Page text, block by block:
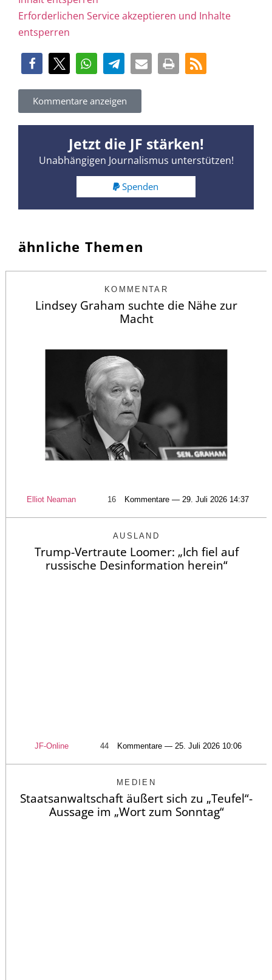
Erforderlichen Service akzeptieren und Inhalte
entsperren
Kommentare anzeigen
Jetzt die JF stärken!
Unabhängigen Journalismus unterstützen!
Spenden
ähnliche Themen
KOMMENTAR
Lindsey Graham suchte die Nähe zur
Macht
Elliot Neaman 16 Kommentare — 29. Juli 2026 14:37
AUSLAND
Trump-Vertraute Loomer: „Ich fiel auf
russische Desinformation herein“
JF-Online 44 Kommentare — 25. Juli 2026 10:06
MEDIEN
Staatsanwaltschaft äußert sich zu „Teufel“-
Aussage im „Wort zum Sonntag“